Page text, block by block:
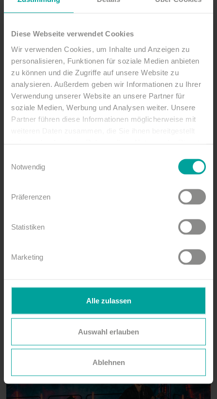
Diese Webseite verwendet Cookies
Wir verwenden Cookies, um Inhalte und Anzeigen zu
personalisieren, Funktionen für soziale Medien anbieten
zu können und die Zugriffe auf unsere Website zu
analysieren. Außerdem geben wir Informationen zu Ihrer
Verwendung unserer Website an unsere Partner für
soziale Medien, Werbung und Analysen weiter. Unsere
Partner führen diese Informationen möglicherweise mit
Notwendig
Präferenzen
Statistiken
Marketing
Alle zulassen
Auswahl erlauben
Ablehnen
Florian Künstler im
(Support: Ferdinand
Schwartz & Nite Club
Duo)